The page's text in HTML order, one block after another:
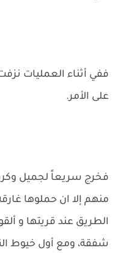
ففي أثناء العمليات
على الأمر.
فخرج سريعاً لجميل
منهم إلا ان حملوها
الطريق عند قريتها و
شفقة، ومع أول خيوط